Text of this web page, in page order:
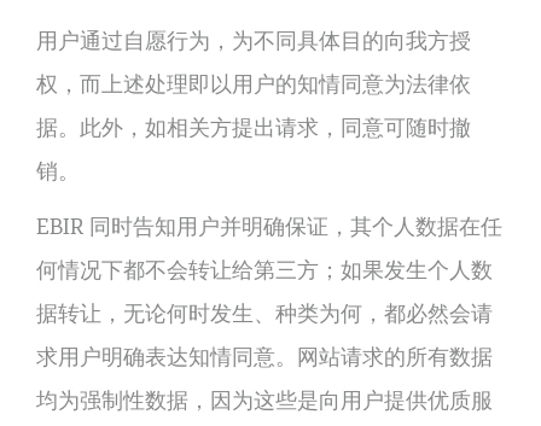
用户通过自愿行为，为不同具体目的向我方授
权，而上述处理即以用户的知情同意为法律依
据。此外，如相关方提出请求，同意可随时撤
销。
EBIR 同时告知用户并明确保证，其个人数据在任
何情况下都不会转让给第三方；如果发生个人数
据转让，无论何时发生、种类为何，都必然会请
求用户明确表达知情同意。网站请求的所有数据
均为强制性数据，因为这些是向用户提供优质服